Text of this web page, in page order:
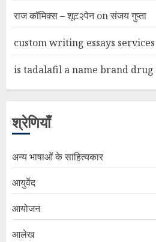
राज कॉमिक्स – शूट२पेनonसंजय गुप्ता
custom writing essays services
is tadalafil a name brand drug
श्रेणियाँ
अन्य भाषाओं के साहित्यकार
आयुर्वेद
आयोजन
आलेख